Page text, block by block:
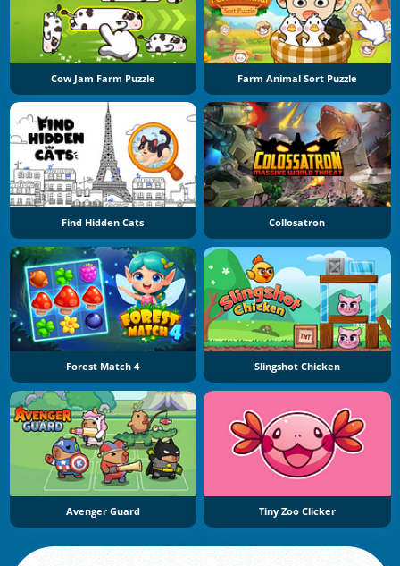
Cow Jam Farm Puzzle Farm Animal Sort Puzzle
Find Hidden Cats Collosatron
Forest Match 4 Slingshot Chicken
Avenger Guard Tiny Zoo Clicker